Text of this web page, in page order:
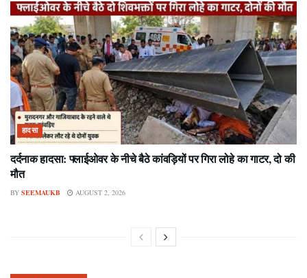
हादसा
दर्दनाक हादसा: फ्लाईओवर के नीचे बैठे कांवड़ियों पर गिरा लोहे का गाटर, दो की
मौत
BY SEEMAUKB AUGUST 2, 2026